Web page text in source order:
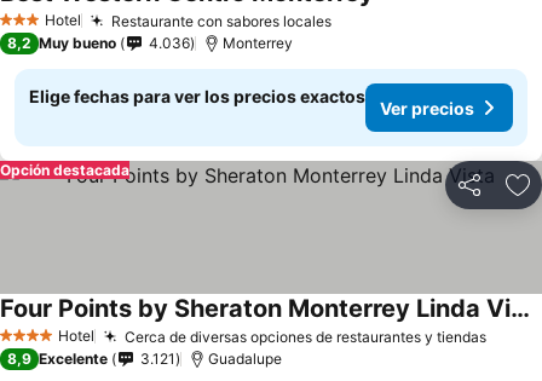
3 Estrellas
Hotel Restaurante con sabores locales
8,2 Muy bueno 4.036 Monterrey
Elige fechas para ver los precios exactos
Ver precios
Compartir
Opción destacada
4 EstrellasHotel Cerca de diversas opciones de restaurantes y tiendas
Four Points by Sheraton Monterrey Linda Vista
8,9 Excelente 3.121 Guadalupe